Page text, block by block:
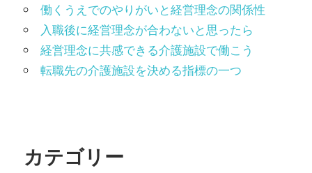
働くうえでのやりがいと経営理念の関係性
入職後に経営理念が合わないと思ったら
経営理念に共感できる介護施設で働こう
転職先の介護施設を決める指標の一つ
カテゴリー